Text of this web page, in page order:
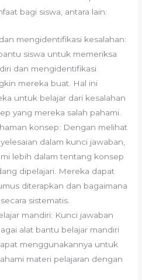
bagi siswa, antara lain:
mengidentifikasi kesalahan:
siswa untuk memeriksa
dan mengidentifikasi
mereka buat. Hal ini
untuk belajar dari kesalahan
yang mereka salah pahami.
konsep: Dengan melihat
dalam kunci jawaban,
lebih dalam tentang konsep
dipelajari. Mereka dapat
diterapkan dan bagaimana
sistematis.
mandiri: Kunci jawaban
alat bantu belajar mandiri
menggunakannya untuk
materi pelajaran dengan